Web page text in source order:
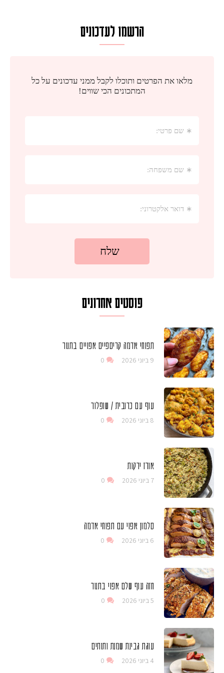
הרשמו לעדכונים
פוסטים אחרונים
תפוחי אדמה קריספיים אפויים בתנור
9 ביוני 2026 0
עוף עם כרובית / שופלור
8 ביוני 2026 0
אורז ירקות
7 ביוני 2026 0
סלמון אפוי עם תפוחי אדמה
6 ביוני 2026 0
חזה עוף שלם אפוי בתנור
5 ביוני 2026 0
עוגת גבינת שמנת ותותים
4 ביוני 2026 0